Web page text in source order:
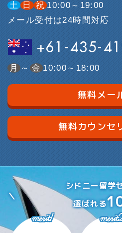
土
日 祝 10:00～19:00
メール受付は24時間対応
+61-435-
月 ～ 金 10:00～18:00
無料メー
無料カウンセ
シドニー留学
選ばれる
merit1